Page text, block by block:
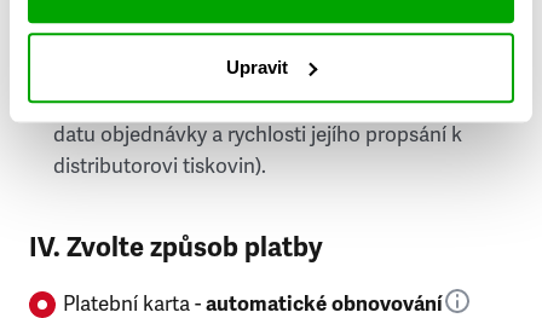
Upravit
doručování týdeníku Respekt v tištěné verzi, na
první vydání ve vaší schránce se můžete těšit
příští, nejpozději přespříští týden (v závislosti na
datu objednávky a rychlosti jejího propsání k
distributorovi tiskovin).
IV. Zvolte způsob platby
Platební karta -automatické obnovování